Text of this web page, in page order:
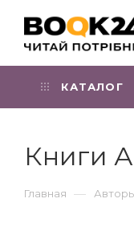
КАТАЛОГ
Книги
Главная —